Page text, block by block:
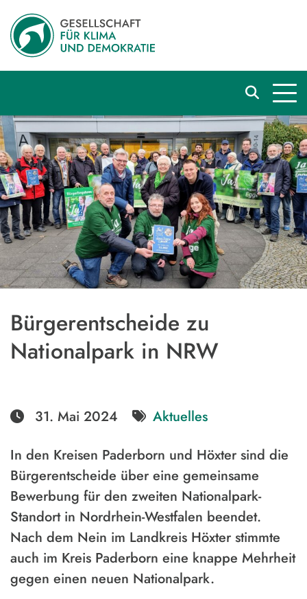
Bürgerentscheide zu
Nationalpark in NRW
31. Mai 2024
Aktuelles
In den Kreisen Paderborn und Höxter sind die
Bürgerentscheide über eine gemeinsame
Bewerbung für den zweiten Nationalpark-
Standort in Nordrhein-Westfalen beendet.
Nach dem Nein im Landkreis Höxter stimmte
auch im Kreis Paderborn eine knappe Mehrheit
gegen einen neuen Nationalpark.